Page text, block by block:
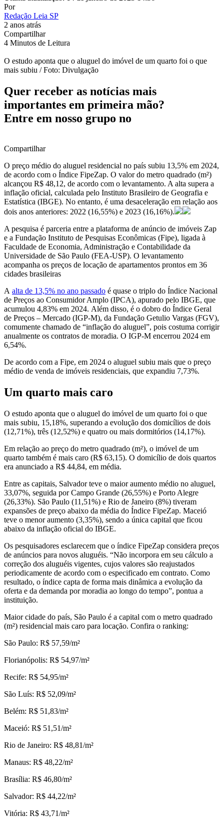
Por
Redação Leia SP
2 anos atrás
Compartilhar
4 Minutos de Leitura
O estudo aponta que o aluguel do imóvel de um quarto foi o que
mais subiu / Foto: Divulgação
Quer receber as notícias mais
importantes em primeira mão?
Entre em nosso grupo no
Compartilhar
O preço médio do aluguel residencial no país subiu 13,5% em 2024,
de acordo com o Índice FipeZap. O valor do metro quadrado (m²)
alcançou R$ 48,12, de acordo com o levantamento. A alta supera a
inflação oficial, calculada pelo Instituto Brasileiro de Geografia e
Estatística (IBGE). No entanto, é uma desaceleração em relação aos
dois anos anteriores: 2022 (16,55%) e 2023 (16,16%).
A pesquisa é parceria entre a plataforma de anúncio de imóveis Zap
e a Fundação Instituto de Pesquisas Econômicas (Fipe), ligada à
Faculdade de Economia, Administração e Contabilidade da
Universidade de São Paulo (FEA-USP). O levantamento
acompanha os preços de locação de apartamentos prontos em 36
cidades brasileiras
A alta de 13,5% no ano passado é quase o triplo do Índice Nacional
de Preços ao Consumidor Amplo (IPCA), apurado pelo IBGE, que
acumulou 4,83% em 2024. Além disso, é o dobro do Índice Geral
de Preços – Mercado (IGP-M), da Fundação Getulio Vargas (FGV),
comumente chamado de “inflação do aluguel”, pois costuma corrigir
anualmente os contratos de moradia. O IGP-M encerrou 2024 em
6,54%.
De acordo com a Fipe, em 2024 o aluguel subiu mais que o preço
médio de venda de imóveis residenciais, que expandiu 7,73%.
Um quarto mais caro
O estudo aponta que o aluguel do imóvel de um quarto foi o que
mais subiu, 15,18%, superando a evolução dos domicílios de dois
(12,71%), três (12,52%) e quatro ou mais dormitórios (14,17%).
Em relação ao preço do metro quadrado (m²), o imóvel de um
quarto também é mais caro (R$ 63,15). O domicílio de dois quartos
era anunciado a R$ 44,84, em média.
Entre as capitais, Salvador teve o maior aumento médio no aluguel,
33,07%, seguida por Campo Grande (26,55%) e Porto Alegre
(26,33%). São Paulo (11,51%) e Rio de Janeiro (8%) tiveram
expansões de preço abaixo da média do Índice FipeZap. Maceió
teve o menor aumento (3,35%), sendo a única capital que ficou
abaixo da inflação oficial do IBGE.
Os pesquisadores esclarecem que o índice FipeZap considera preços
de anúncios para novos aluguéis. “Não incorpora em seu cálculo a
correção dos aluguéis vigentes, cujos valores são reajustados
periodicamente de acordo com o especificado em contrato. Como
resultado, o índice capta de forma mais dinâmica a evolução da
oferta e da demanda por moradia ao longo do tempo”, pontua a
instituição.
Maior cidade do país, São Paulo é a capital com o metro quadrado
(m²) residencial mais caro para locação. Confira o ranking:
São Paulo: R$ 57,59/m²
Florianópolis: R$ 54,97/m²
Recife: R$ 54,95/m²
São Luís: R$ 52,09/m²
Belém: R$ 51,83/m²
Maceió: R$ 51,51/m²
Rio de Janeiro: R$ 48,81/m²
Manaus: R$ 48,22/m²
Brasília: R$ 46,80/m²
Salvador: R$ 44,22/m²
Vitória: R$ 43,71/m²